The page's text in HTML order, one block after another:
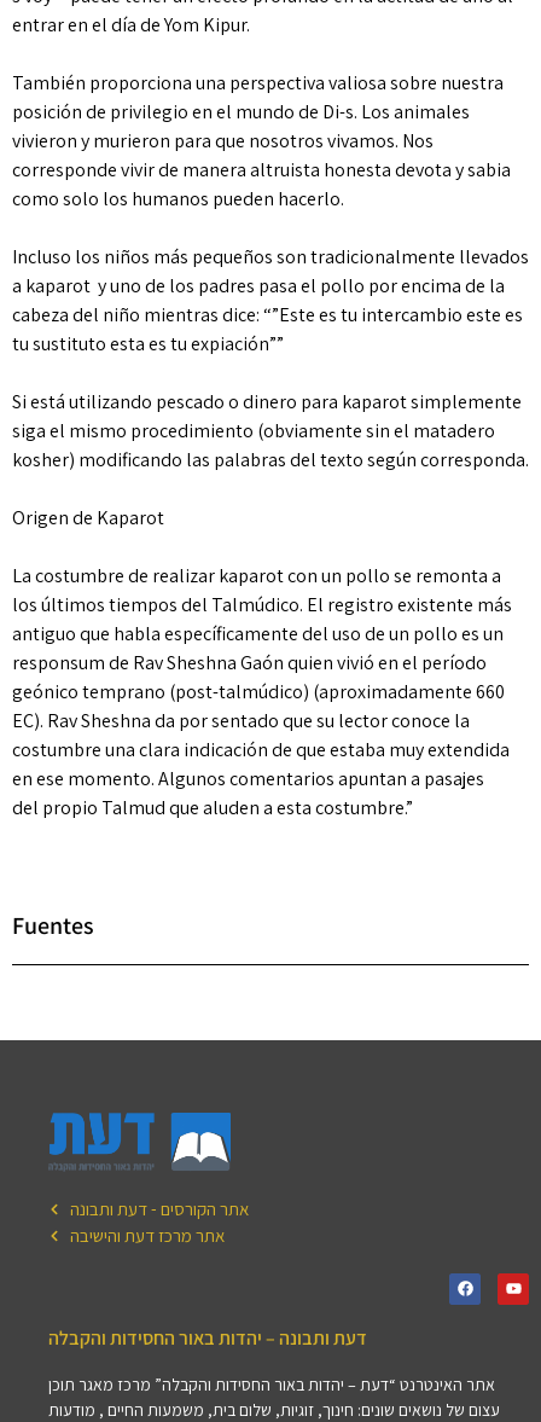
entrar en el día de Yom Kipur.
También proporciona una perspectiva valiosa sobre nuestra
posición de privilegio en el mundo de Di-s. Los animales
vivieron y murieron para que nosotros vivamos. Nos
corresponde vivir de manera altruista honesta devota y sabia
como solo los humanos pueden hacerlo.
Incluso los niños más pequeños son tradicionalmente llevados
a kaparot y uno de los padres pasa el pollo por encima de la
cabeza del niño mientras dice: “”Este es tu intercambio este es
tu sustituto esta es tu expiación””
Si está utilizando pescado o dinero para kaparot simplemente
siga el mismo procedimiento (obviamente sin el matadero
kosher) modificando las palabras del texto según corresponda.
Origen de Kaparot
La costumbre de realizar kaparot con un pollo se remonta a
los últimos tiempos del Talmúdico. El registro existente más
antiguo que habla específicamente del uso de un pollo es un
responsum de Rav Sheshna Gaón quien vivió en el período
geónico temprano (post-talmúdico) (aproximadamente 660
EC). Rav Sheshna da por sentado que su lector conoce la
costumbre una clara indicación de que estaba muy extendida
en ese momento. Algunos comentarios apuntan a pasajes
del propio Talmud que aluden a esta costumbre.”
Fuentes
אתר הקורסים - דעת ותבונה
אתר מרכז דעת והישיבה
דעת ותבונה – יהדות באור החסידות והקבלה
אתר האינטרנט “דעת – יהדות באור החסידות והקבלה” מרכז מאגר תוכן
עצום של נושאים שונים: חינוך, זוגיות, שלום בית, משמעות החיים , מודעות